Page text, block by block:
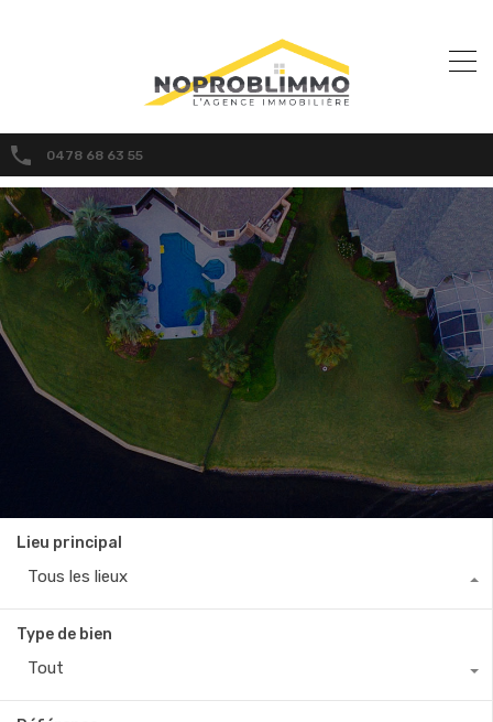
0478 68 63 55
Lieu principal
Tous les lieux
Type de bien
Tout